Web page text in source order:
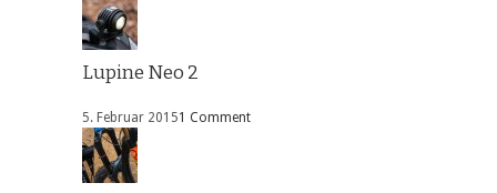
Lupine Neo 2
5. Februar 20151 Comment